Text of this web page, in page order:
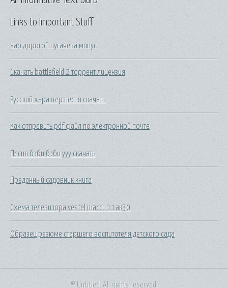
Links to Important Stuff
Чао дорогой пугачева минус
Скачать battlefield 2 торрент лицензия
Русский характер песня скачать
Как отправить pdf файл по электронной почте
Песня бэби бэби ууу скачать
Преданный садовник книга
Схема телевизора vestel шасси 11ак30
Образец резюме старшего воспитателя детского сада
© Untitled. All rights reserved.